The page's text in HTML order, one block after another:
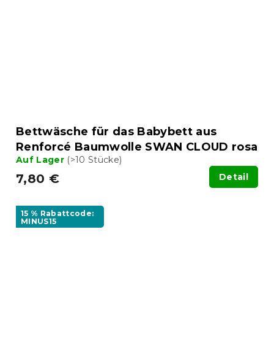
Bettwäsche für das Babybett aus
Renforcé Baumwolle SWAN CLOUD rosa
Auf Lager (>10 Stücke)
7,80 € Detail
15 % Rabattcode:
MINUS15